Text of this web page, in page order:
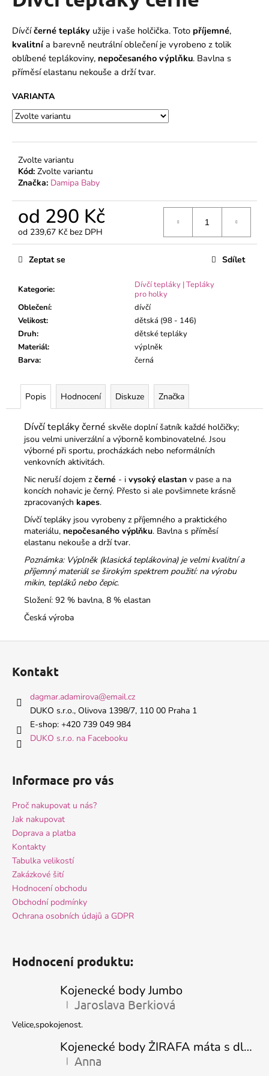
z
5
hvězdiček.
Dívčíčerné tepláky užije i vaše holčička. Toto příjemné,
kvalitní a barevně neutrální oblečení je vyrobeno z tolik
oblíbené teplákoviny, nepočesaného výplňku. Bavlna s
příměsí elastanu nekouše a drží tvar.
VARIANTA
Zvolte variantu
Kód: Zvolte variantu
Značka: Damipa Baby
od 290 Kč
od 239,67 Kč bez DPH
Měrná
cena:
Kategorie:
Dívčí tepláky | Tepláky
pro holky
Oblečení:
dívčí
Velikost:
dětská (98 - 146)
Druh:
dětské tepláky
Materiál:
výplněk
Barva: černá
Zeptat se Sdílet
Popis Hodnocení Diskuze Značka
Dívčí tepláky černé skvěle doplní šatník každé holčičky;
jsou velmi univerzální a výborně kombinovatelné. Jsou
výborné při sportu, procházkách nebo neformálních
venkovních aktivitách.
Nic neruší dojem z černé - i vysoký elastan v pase a na
koncích nohavic je černý. Přesto si ale povšimnete krásně
zpracovaných kapes.
Dívčí tepláky jsou vyrobeny z příjemného a praktického
materiálu, nepočesaného výplňku. Bavlna s příměsí
elastanu nekouše a drží tvar.
Poznámka: Výplněk (klasická teplákovina) je velmi kvalitní a
příjemný materiál se širokým spektrem použití: na výrobu
mikin, tepláků nebo čepic.
Složení: 92 % bavlna, 8 % elastan
Česká výroba
j
í
t
?
o
p
o
r
u
u
e
m
e
KABÁTEK
MÉĎA
ZELENÝ
Kontakt
dagmar.adamirova@email.cz
DUKO s.r.o., Olivova 1398/7, 110 00 Praha 1
E-shop: +420 739 049 984
DUKO s.r.o. na Facebooku
Informace pro vás
Proč nakupovat u nás?
Jak nakupovat
Doprava a platba
Kontakty
Tabulka velikostí
Zakázkové šití
Hodnocení obchodu
Obchodní podmínky
Ochrana osobních údajů a GDPR
Hodnocení produktu:
Kojenecké body Jumbo
Hodnocení produktu je 5 z 5 hvězdiček.
| Jaroslava Berkiová
Velice,spokojenost.
Kojenecké body ŽIRAFA máta s dlouhým rukávem
Hodnocení produktu je 5 z 5 hvězdiček.
| Anna